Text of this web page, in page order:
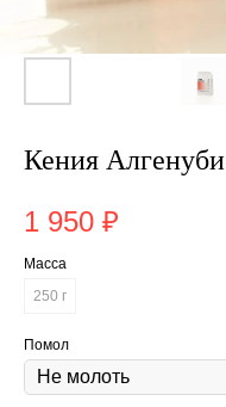
Кения Алгенуби
1 950 ₽
Масса
250 г
Помол